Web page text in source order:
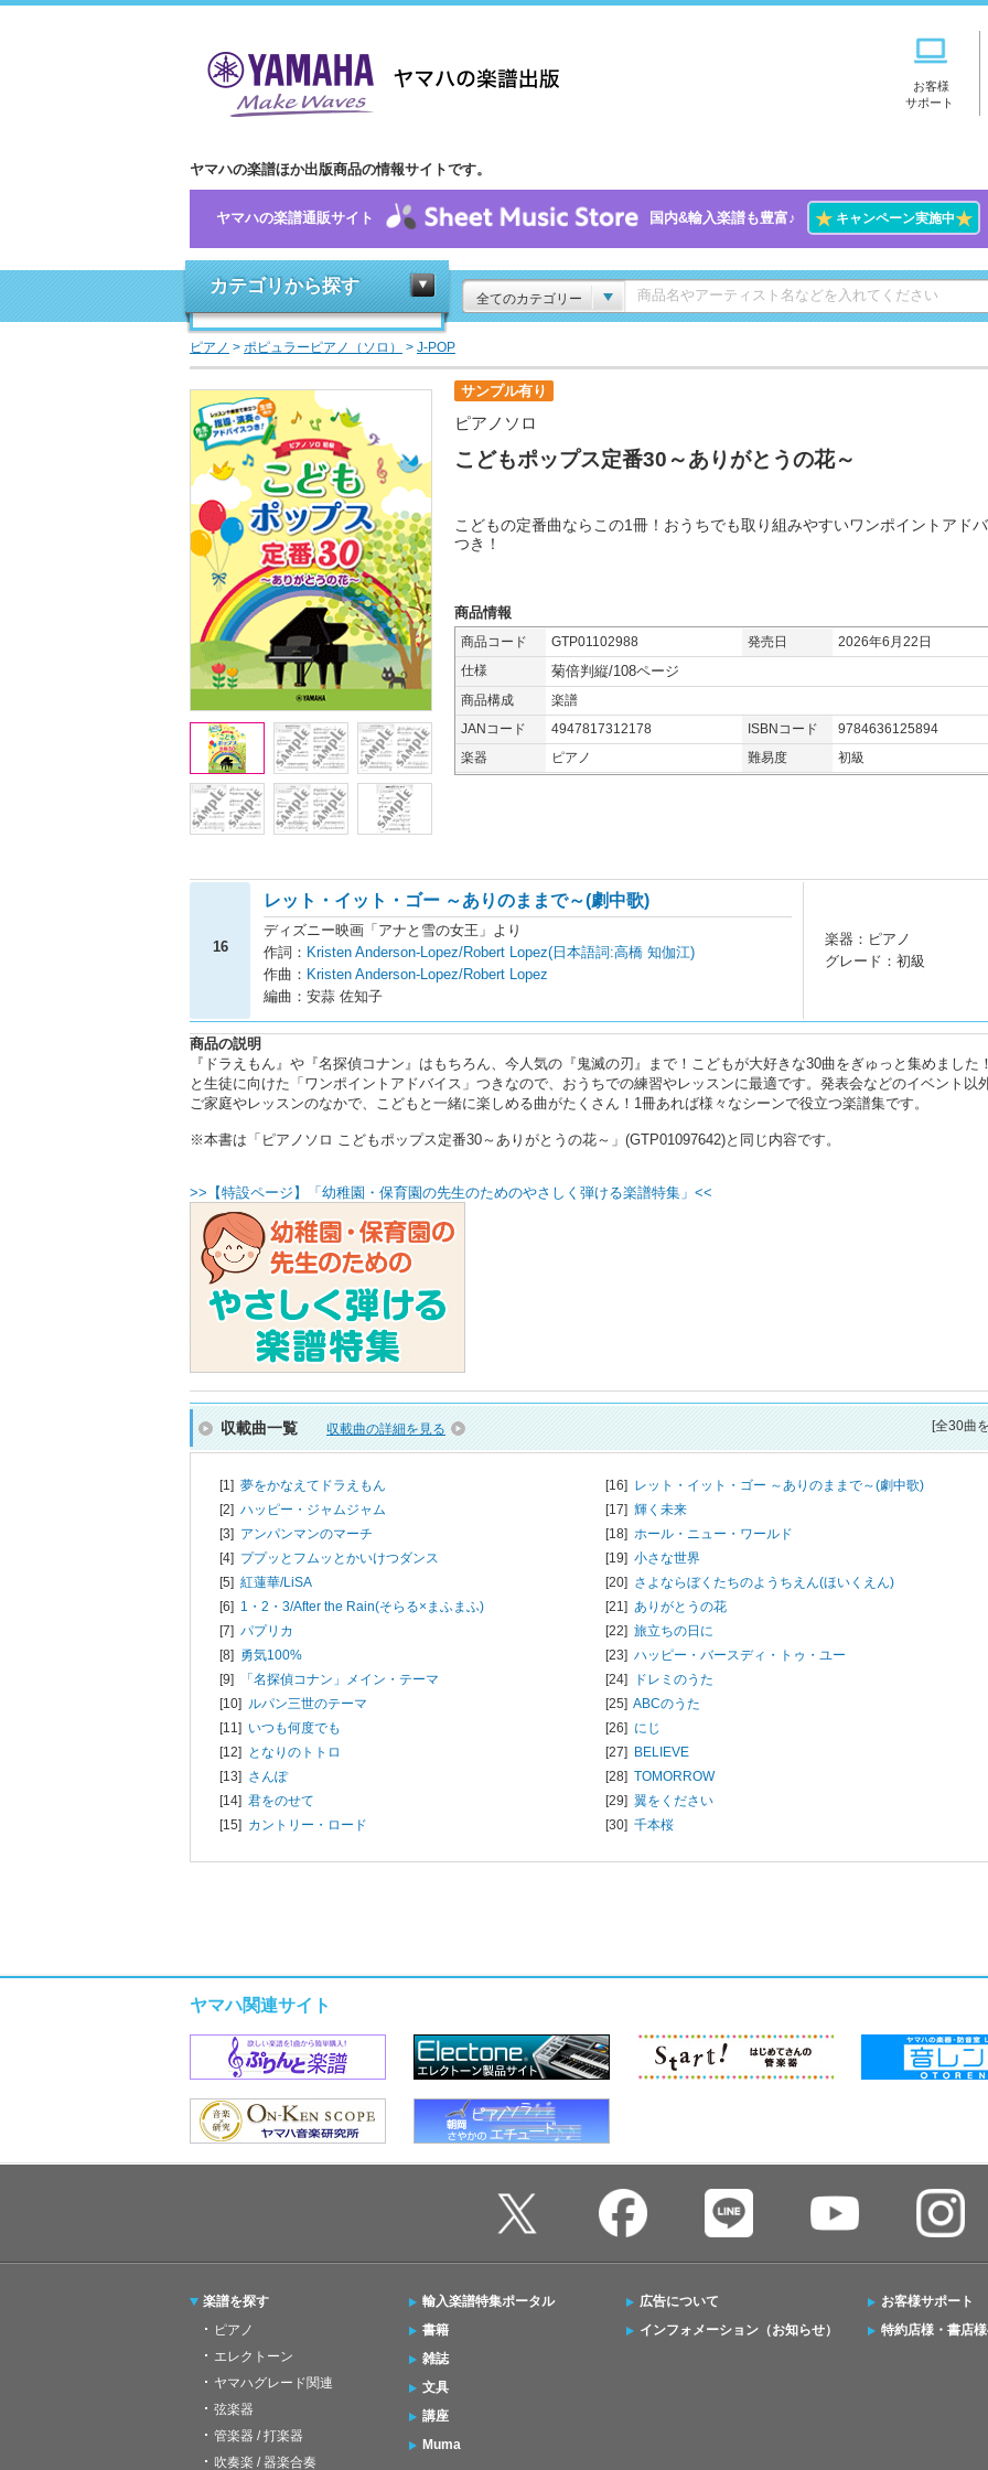
お客様
サポート
ヤマハの楽譜ほか出版商品の情報サイトです。
ヤマハの楽譜通販サイト 国内&輸入楽譜も豊富♪ ★キャンペーン実施中★
カテゴリから探す
全てのカテゴリー
ピアノ > ポピュラーピアノ（ソロ） > J-POP
サンプル有り
ピアノソロ
こどもポップス定番30～ありがとうの花～
こどもの定番曲ならこの1冊！おうちでも取り組みやすいワンポイントアド
つき！
商品情報
商品コード GTP01102988 発売日
2026年6月22日
仕様
菊倍判縦/108ページ
商品構成
楽譜
JANコード
4947817312178 ISBNコード
9784636125894
楽器
ピアノ 難易度 初級
16
レット・イット・ゴー ～ありのままで～(劇中歌)
ディズニー映画「アナと雪の女王」より
作詞： Kristen Anderson-Lopez/Robert Lopez(日本語詞:高橋 知伽江)
作曲： Kristen Anderson-Lopez/Robert Lopez
編曲：安蒜 佐知子
楽器：ピアノ
グレード：初級
商品の説明
『ドラえもん』や『名探偵コナン』はもちろん、今人気の『鬼滅の刃』まで！こどもが大好きな30曲をぎゅっと集めました
と生徒に向けた「ワンポイントアドバイス」つきなので、おうちでの練習やレッスンに最適です。発表会などのイベント以
ご家庭やレッスンのなかで、こどもと一緒に楽しめる曲がたくさん！1冊あれば様々なシーンで役立つ楽譜集です。
※本書は「ピアノソロ こどもポップス定番30～ありがとうの花～」(GTP01097642)と同じ内容です。
>>【特設ページ】「幼稚園・保育園の先生のためのやさしく弾ける楽譜特集」<<
収載曲一覧 収載曲の詳細を見る [全30曲
[1] 夢をかなえてドラえもん
[2] ハッピー・ジャムジャム
[3] アンパンマンのマーチ
[4] ププッとフムッとかいけつダンス
[5] 紅蓮華/LiSA
[6] 1・2・3/After the Rain(そらる×まふまふ)
[7] パプリカ
[8] 勇気100%
[9]
「名探偵コナン」メイン・テーマ
[10] ルパン三世のテーマ
[11] いつも何度でも
[12]
となりのトトロ
[13] さんぽ
[14] 君をのせて
[15] カントリー・ロード
[16] レット・イット・ゴー ～ありのままで～(劇中歌)
[17] 輝く未来
[18] ホール・ニュー・ワールド
[19] 小さな世界
[20] さよならぼくたちのようちえん(ほいくえん)
[21] ありがとうの花
[22] 旅立ちの日に
[23] ハッピー・バースディ・トゥ・ユー
[24]
ドレミのうた
[25] ABCのうた
[26] にじ
[27]
BELIEVE
[28] TOMORROW
[29] 翼をください
[30] 千本桜
ヤマハ関連サイト
楽譜を探す
ピアノ
エレクトーン
ヤマハグレード関連
弦楽器
管楽器 / 打楽器
吹奏楽 / 器楽合奏
輸入楽譜特集ポータル
書籍
雑誌
文具
講座
Muma
広告について
インフォメーション（お知らせ）
お客様サポート
特約店様・書店